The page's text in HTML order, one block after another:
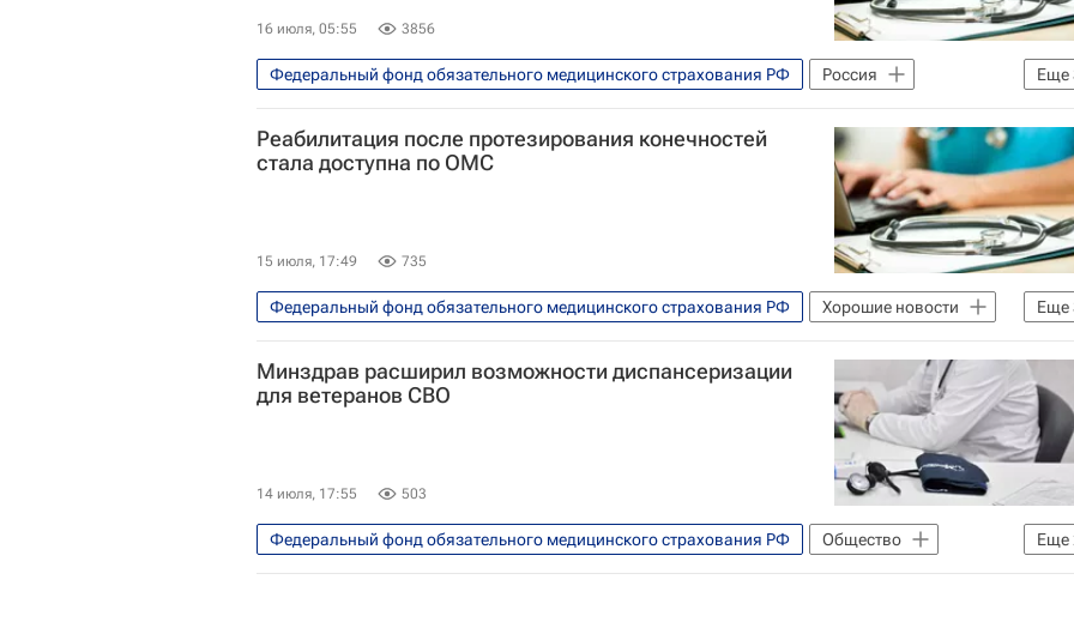
16 июля, 05:55 3856
Еще
Федеральный фонд обязательного медицинского страхования РФ
Россия
Илья Баланин
Петр Глыбочко Здоровье - Общество
Реабилитация после протезирования конечностей
стала доступна по ОМС
15 июля, 17:49 735
Еще
Федеральный фонд обязательного медицинского страхования РФ
Хорошие новости
Общество
Россия Илья Баланин
Минздрав расширил возможности диспансеризации
для ветеранов СВО
14 июля, 17:55 503
Еще
Федеральный фонд обязательного медицинского страхования РФ
Общество
Россия
Илья Баланин